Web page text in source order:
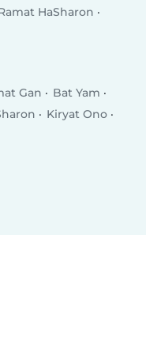
HaSharon
Gan
Bat Yam
Kiryat Ono